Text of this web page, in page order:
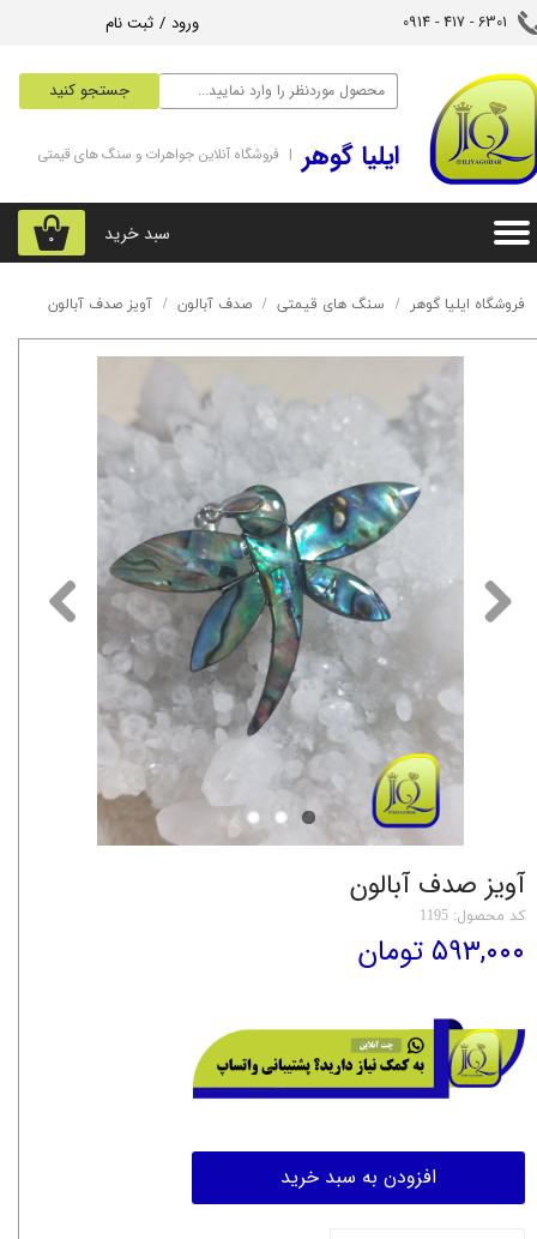
جستجو کنید
ورود / ثبت نام
تغییر گذر واژه
سفارشات
خروج از حساب کاربری
6301 - 417 - 0914​​​​​​​
۰ سبد خرید
‌ایلیا گوهر | فروشگاه آنلاین جواهرات و سنگ های قیمتی
فروشگاه ایلیا گوهر سنگ های قیمتی صدف آبالون آویز صدف آبالون
آویز صدف آبالون
کد محصول: 1195
۵۹۳,۰۰۰ تومان
افزودن به سبد خرید